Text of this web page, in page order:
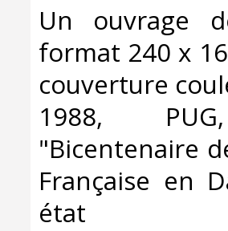
‎Un ouvrage
format 240 x
couverture
1988,
"Bicentenaire
Française en
état‎